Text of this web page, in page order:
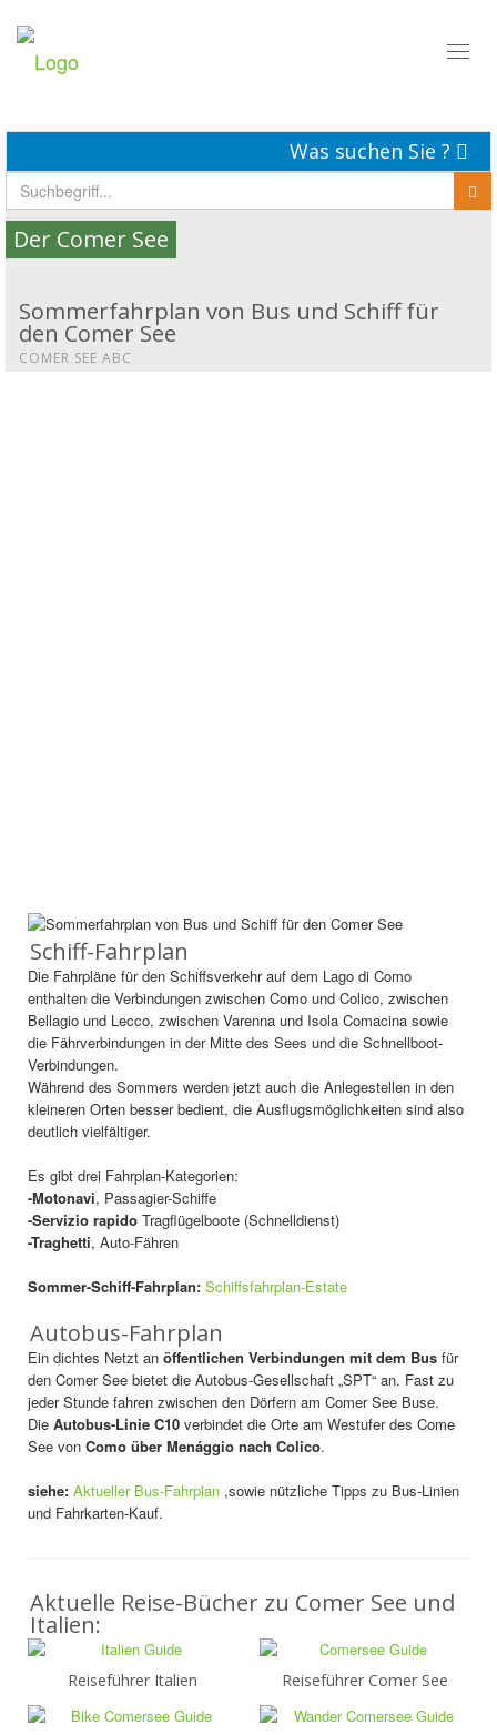
Was suchen Sie ?
Der Comer See
Sommerfahrplan von Bus und Schiff für
den Comer See
COMER SEE ABC
Schiff-Fahrplan
Die Fahrpläne für den Schiffsverkehr auf dem Lago di Como
enthalten die Verbindungen zwischen Como und Colico, zwischen
Bellagio und Lecco, zwischen Varenna und Isola Comacina sowie
die Fährverbindungen in der Mitte des Sees und die Schnellboot-
Verbindungen.
Während des Sommers werden jetzt auch die Anlegestellen in den
kleineren Orten besser bedient, die Ausflugsmöglichkeiten sind also
deutlich vielfältiger.
Es gibt drei Fahrplan-Kategorien:
-Motonavi, Passagier-Schiffe
-Servizio rapido Tragflügelboote (Schnelldienst)
-Traghetti, Auto-Fähren
Sommer-Schiff-Fahrplan: Schiffsfahrplan-Estate
Autobus-Fahrplan
Ein dichtes Netzt an öffentlichen Verbindungen mit dem Bus für
den Comer See bietet die Autobus-Gesellschaft „SPT“ an. Fast zu
jeder Stunde fahren zwischen den Dörfern am Comer See Buse.
Die Autobus-Linie C10 verbindet die Orte am Westufer des Come
See von Como über Menággio nach Colico.
siehe: Aktueller Bus-Fahrplan ,sowie nützliche Tipps zu Bus-Linien
und Fahrkarten-Kauf.
Aktuelle Reise-Bücher zu Comer See und
Italien:
Reiseführer Italien Reiseführer Comer See